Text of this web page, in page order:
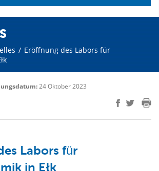
/ Eröffnung des Labors für
24 Oktober 2023
Labors für
in Ełk